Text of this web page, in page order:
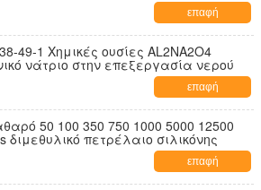
επαφή
49-1 Χημικές ουσίες AL2NA2O4
νάτριο στην επεξεργασία νερού
επαφή
50 100 350 750 1000 5000 12500
διμεθυλικό πετρέλαιο σιλικόνης
επαφή